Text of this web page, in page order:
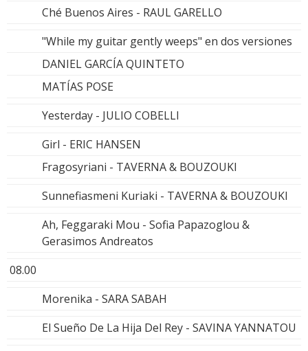
Ché Buenos Aires - RAUL GARELLO
"While my guitar gently weeps" en dos versiones
DANIEL GARCÍA QUINTETO
MATÍAS POSE
Yesterday - JULIO COBELLI
Girl - ERIC HANSEN
Fragosyriani - TAVERNA & BOUZOUKI
Sunnefiasmeni Kuriaki - TAVERNA & BOUZOUKI
Ah, Feggaraki Mou - Sofia Papazoglou &
Gerasimos Andreatos
08.00
Morenika - SARA SABAH
El Sueño De La Hija Del Rey - SAVINA YANNATOU